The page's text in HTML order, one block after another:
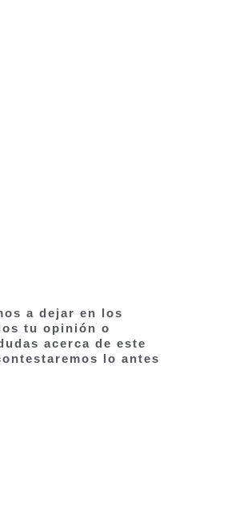
a dejar en los
tu opinión o
acerca de este
lo antes